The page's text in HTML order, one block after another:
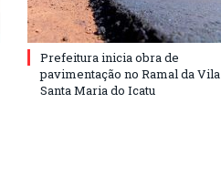
Prefeitura inicia obra de
pavimentação no Ramal da Vila
Santa Maria do Icatu